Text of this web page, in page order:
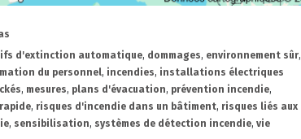
d'extinction automatique, dommages, environnement sûr,
du personnel, incendies, installations électriques
, mesures, plans d'évacuation, prévention incendie,
, risques d'incendie dans un bâtiment, risques liés aux
, sensibilisation, systèmes de détection incendie, vie